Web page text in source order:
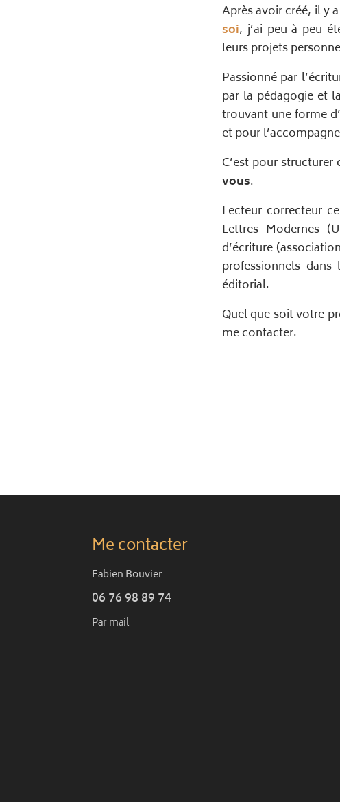
Après avoir créé, il y
soi, j’ai peu à peu
leurs projets
Passionné par
par la pédagogie et
trouvant une forme
et pour
C’est pour
vous.
Lecteur-correcteur
Lettres Modernes
d’écriture (association
professionnels
éditorial.
Quel que soit votre
me contacter.
Me contacter
Fabien Bouvier
06 76 98 89 74
Par mail